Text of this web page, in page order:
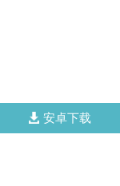
安卓下载